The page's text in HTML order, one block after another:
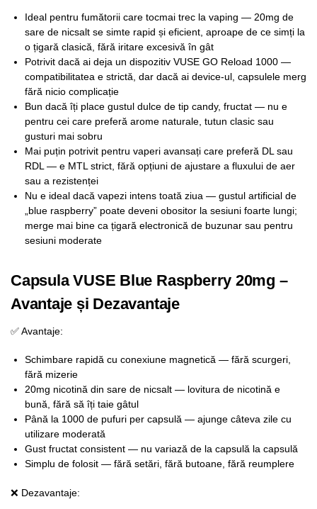
Ideal pentru fumătorii care tocmai trec la vaping — 20mg de
sare de nicsalt se simte rapid și eficient, aproape de ce simți la
o țigară clasică, fără iritare excesivă în gât
Potrivit dacă ai deja un dispozitiv VUSE GO Reload 1000 —
compatibilitatea e strictă, dar dacă ai device-ul, capsulele merg
fără nicio complicație
Bun dacă îți place gustul dulce de tip candy, fructat — nu e
pentru cei care preferă arome naturale, tutun clasic sau
gusturi mai sobru
Mai puțin potrivit pentru vaperi avansați care preferă DL sau
RDL — e MTL strict, fără opțiuni de ajustare a fluxului de aer
sau a rezistenței
Nu e ideal dacă vapezi intens toată ziua — gustul artificial de
„blue raspberry” poate deveni obositor la sesiuni foarte lungi;
merge mai bine ca țigară electronică de buzunar sau pentru
sesiuni moderate
Capsula VUSE Blue Raspberry 20mg –
Avantaje și Dezavantaje
✅ Avantaje:
Schimbare rapidă cu conexiune magnetică — fără scurgeri,
fără mizerie
20mg nicotină din sare de nicsalt — lovitura de nicotină e
bună, fără să îți taie gâtul
Până la 1000 de pufuri per capsulă — ajunge câteva zile cu
utilizare moderată
Gust fructat consistent — nu variază de la capsulă la capsulă
Simplu de folosit — fără setări, fără butoane, fără reumplere
❌ Dezavantaje: